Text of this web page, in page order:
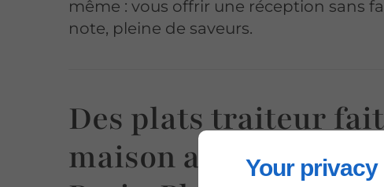
Your
même : vous offrir une réception sans
note, pleine de saveurs.
Des plats traiteur
maison au Touquet-